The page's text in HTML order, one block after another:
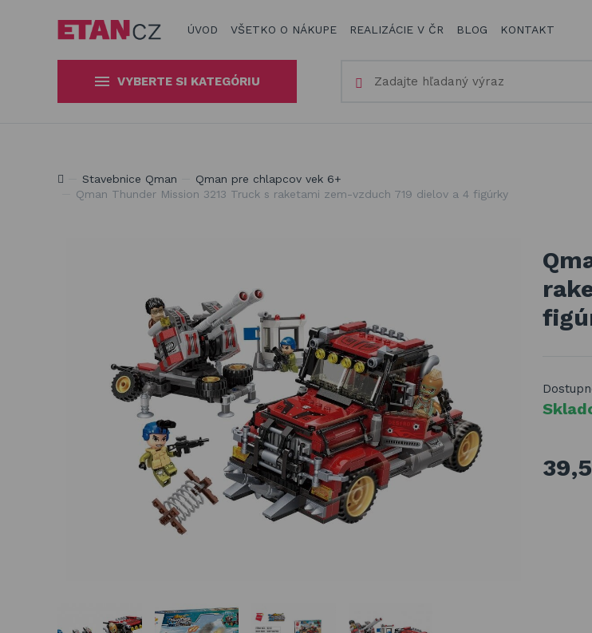
ÚVOD VŠETKO O NÁKUPE REALIZÁCIE V ČR BLOG KONTAKT
VYBERTE SI KATEGÓRIU
nábytok
Produkty na zatienenie vašej záhrady, terasy či balkóna
Stavebnice Qman
Qman pre chlapcov vek 6+
Qman Thunder Mission 3213 Truck s raketami zem-vzduch 719 dielov a 4 figúrky